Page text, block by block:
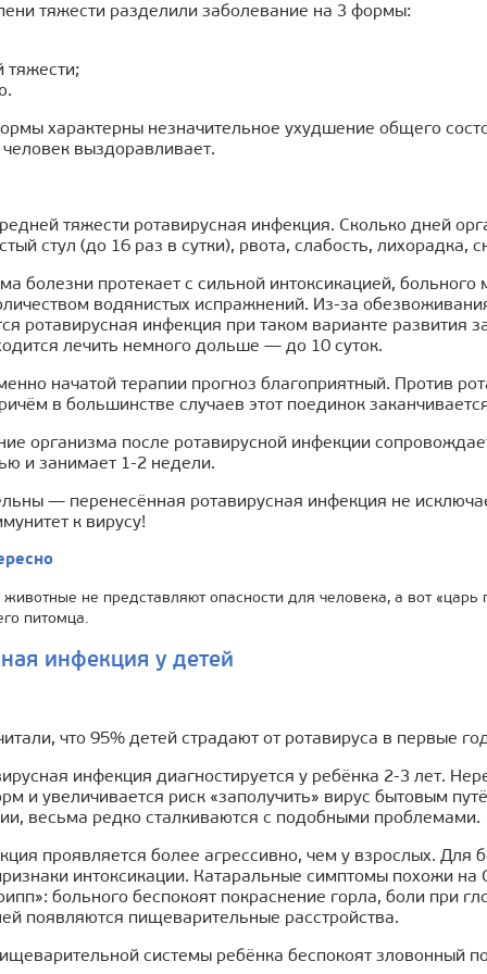
тяжести разделили заболевание на 3 формы:
тяжести;
характерны незначительное ухудшение общего
выздоравливает.
тяжести ротавирусная инфекция. Сколько дней
стул (до 16 раз в сутки), рвота, слабость,
болезни протекает с сильной интоксикацией,
водянистых испражнений. Из-за
ротавирусная инфекция при таком варианте
лечить немного дольше — до 10 суток.
начатой терапии прогноз благоприятный. Против
в большинстве случаев этот поединок
организма после ротавирусной инфекции
и занимает 1-2 недели.
— перенесённая ротавирусная инфекция не
к вирусу!
не представляют опасности для человека, а вот
питомца.
инфекция у детей
что 95% детей страдают от ротавируса в первые
инфекция диагностируется у ребёнка 2-3 лет.
и увеличивается риск «заполучить» вирус бытовым
весьма редко сталкиваются с подобными проблемами.
проявляется более агрессивно, чем у взрослых.
интоксикации. Катаральные симптомы похожи
больного беспокоят покраснение горла, боли при
появляются пищеварительные расстройства.
системы ребёнка беспокоят зловонный